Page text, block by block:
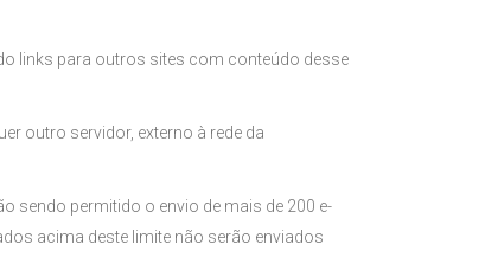
links para outros sites com conteúdo desse
outro servidor, externo à rede da
sendo permitido o envio de mais de 200 e-
acima deste limite não serão enviados